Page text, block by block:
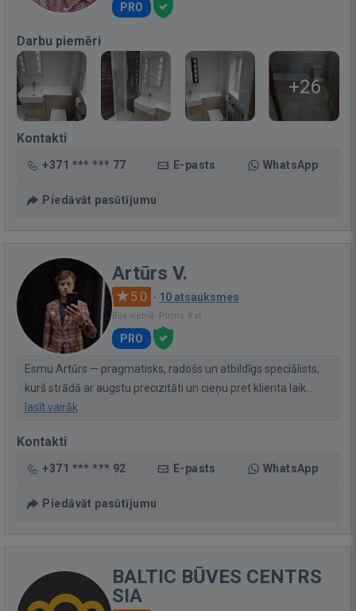
PRO
Darbu piemēri
+26
Kontakti
+371 *** *** 77 E-pasts WhatsApp
Piedāvāt pasūtījumu
Artūrs V.
5.0 · 10 atsauksmes
Bija vietnē: Pirms 9 st.
PRO
Esmu Artūrs — pragmatisks, radošs un atbildīgs speciālists,
kurš strādā ar augstu precizitāti un cieņu pret klienta laik...
lasīt vairāk
Kontakti
+371 *** *** 92 E-pasts WhatsApp
Piedāvāt pasūtījumu
BALTIC BŪVES CENTRS
SIA